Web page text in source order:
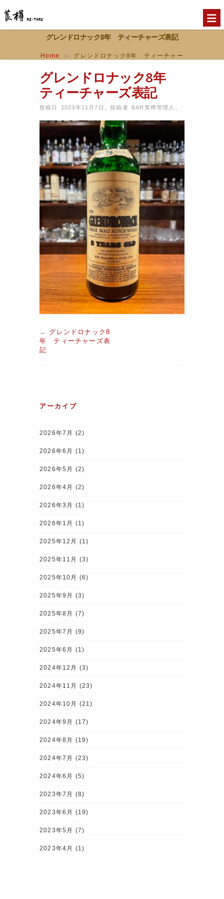
グレンドロナック8年 ティーチャーズ表記
Home >>
グレンドロナック8年 ティーチャー
グレンドロナック8年
ティーチャーズ表記
投稿日 2023年11月7日 ,投稿者 BAR莨樽管理人
← グレンドロナック8
年 ティーチャーズ表
記
アーカイブ
2026年7月 (2)
2026年6月 (1)
2026年5月 (2)
2026年4月 (2)
2026年3月 (1)
2026年1月 (1)
2025年12月 (1)
2025年11月 (3)
2025年10月 (6)
2025年9月 (3)
2025年8月 (7)
2025年7月 (9)
2025年6月 (1)
2024年12月 (3)
2024年11月 (23)
2024年10月 (21)
2024年9月 (17)
2024年8月 (19)
2024年7月 (23)
2024年6月 (5)
2023年7月 (8)
2023年6月 (19)
2023年5月 (7)
2023年4月 (1)